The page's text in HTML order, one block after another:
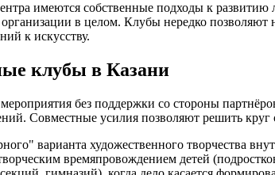
имеются собственные подходы к
в целом. Клубы нередко
к искусству.
клубы в Казани
мероприятия без поддержки со стороны
Совместные усилия позволяют решить круг
варианта художественного творчества
времяпровождением детей